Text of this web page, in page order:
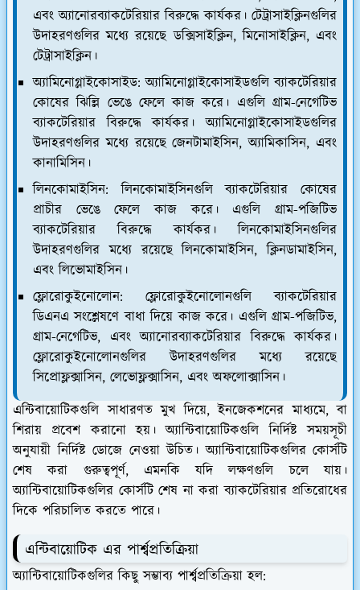
এবং অ্যানোরব্যাকটেরিয়ার বিরুদ্ধে কার্যকর। টেট্রাসাইক্লিনগুলির
উদাহরণগুলির মধ্যে রয়েছে ডক্সিসাইক্লিন, মিনোসাইক্লিন, এবং
টেট্রাসাইক্লিন।
অ্যামিনোগ্লাইকোসাইড: অ্যামিনোগ্লাইকোসাইডগুলি ব্যাকটেরিয়ার
কোষের ঝিল্লি ভেঙে ফেলে কাজ করে। এগুলি গ্রাম-নেগেটিভ
ব্যাকটেরিয়ার বিরুদ্ধে কার্যকর। অ্যামিনোগ্লাইকোসাইডগুলির
উদাহরণগুলির মধ্যে রয়েছে জেনটামাইসিন, অ্যামিকাসিন, এবং
কানামিসিন।
লিনকোমাইসিন:লিনকোমাইসিনগুলি ব্যাকটেরিয়ার কোষের
প্রাচীর ভেঙে ফেলে কাজ করে। এগুলি গ্রাম-পজিটিভ
ব্যাকটেরিয়ার বিরুদ্ধে কার্যকর। লিনকোমাইসিনগুলির
উদাহরণগুলির মধ্যে রয়েছে লিনকোমাইসিন, ক্লিনডামাইসিন,
এবং লিভোমাইসিন।
ফ্লোরোকুইনোলোন: ফ্লোরোকুইনোলোনগুলি ব্যাকটেরিয়ার
ডিএনএ সংশ্লেষণে বাধা দিয়ে কাজ করে। এগুলি গ্রাম-পজিটিভ,
গ্রাম-নেগেটিভ, এবং অ্যানোরব্যাকটেরিয়ার বিরুদ্ধে কার্যকর।
ফ্লোরোকুইনোলোনগুলির উদাহরণগুলির মধ্যে রয়েছে
সিপ্রোফ্লক্সাসিন, লেভোফ্লক্সাসিন, এবং অফলোক্সাসিন।
এন্টিবায়োটিকগুলি সাধারণত মুখ দিয়ে,ইনজেকশনেরমাধ্যমে, বা
শিরায় প্রবেশ করানো হয়। অ্যান্টিবায়োটিকগুলি নির্দিষ্ট সময়সূচী
অনুযায়ী নির্দিষ্ট ডোজে নেওয়া উচিত। অ্যান্টিবায়োটিকগুলির কোর্সটি
শেষ করা গুরুত্বপূর্ণ, এমনকি যদি লক্ষণগুলি চলে যায়।
অ্যান্টিবায়োটিকগুলির কোর্সটি শেষ না করা ব্যাকটেরিয়ার প্রতিরোধের
দিকে পরিচালিত করতে পারে।
এন্টিবায়োটিক এর পার্শ্বপ্রতিক্রিয়া
অ্যান্টিবায়োটিকগুলির কিছু সম্ভাব্য পার্শ্বপ্রতিক্রিয়া হল: